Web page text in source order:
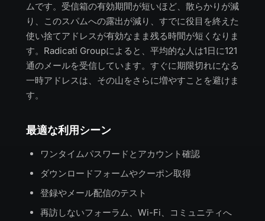
ムです。受信箱の有効期間が短いほど、散らかりが減
り、このスパムへの露出が減り、すでに役目を終えた
使い捨てアドレスが有効なまま残る時間が短くなりま
す。Radicati Groupによると、平均的な人は1日に121
通のメールを受信しています。すぐに期限切れになる
一時アドレスは、その山をさらに増やすことを避けま
す。
最適な利用シーン
ワンタイムパスワードとアカウント確認
ダウンロードフォームやクーポン取得
登録やメール配信のテスト
再訪しないフォーラム、Wi-Fi、コミュニティへ